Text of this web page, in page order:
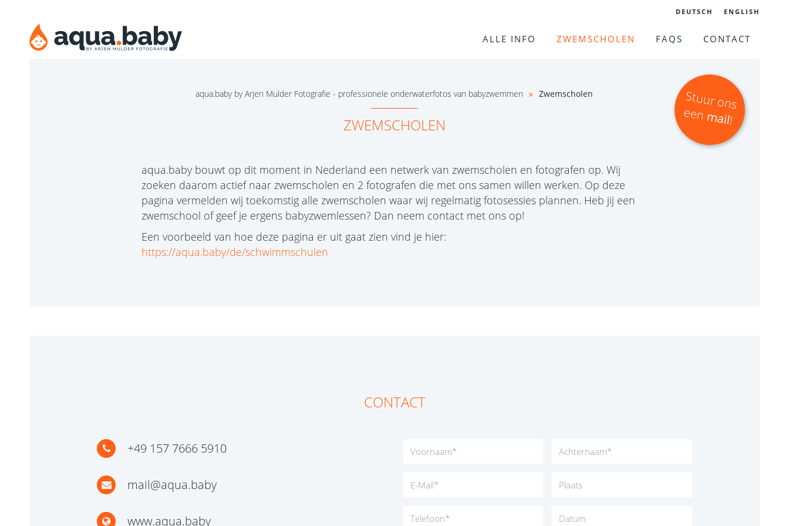
DEUTSCH ENGLISH
ALLE INFO ZWEMSCHOLEN FAQS CONTACT
Stu
u
r o
n
s
een
mail!
aqua.baby by Arjen Mulder Fotografie - professionele onderwaterfotos van babyzwemmen Zwemscholen
ZWEMSCHOLEN
aqua.baby bouwt op dit moment in Nederland een netwerk van zwemscholen en fotografen op. Wij
zoeken daarom actief naar zwemscholen en 2 fotografen die met ons samen willen werken. Op deze
pagina vermelden wij toekomstig alle zwemscholen waar wij regelmatig fotosessies plannen. Heb jij een
zwemschool of geef je ergens babyzwemlessen? Dan neem contact met ons op!
Een voorbeeld van hoe deze pagina er uit gaat zien vind je hier:
https://aqua.baby/de/schwimmschulen
CONTACT
+49 157 7666 5910
mail@aqua.baby
www.aqua.baby